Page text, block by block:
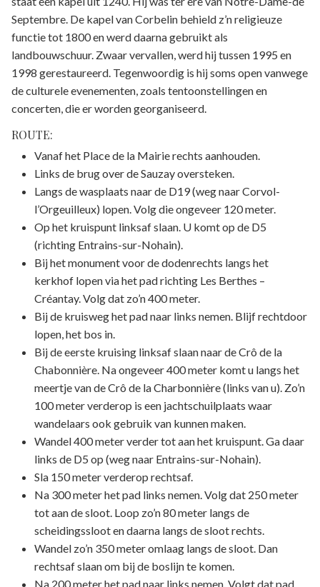
Septembre. De kapel van Corbelin behield z’n religieuze
functie tot 1800 en werd daarna gebruikt als
landbouwschuur. Zwaar vervallen, werd hij tussen 1995 en
1998 gerestaureerd. Tegenwoordig is hij soms open vanwege
de culturele evenementen, zoals tentoonstellingen en
concerten, die er worden georganiseerd.
ROUTE:
Vanaf het Place de la Mairie rechts aanhouden.
Links de brug over de Sauzay oversteken.
Langs de wasplaats naar de D19 (weg naar Corvol-
l’Orgeuilleux) lopen. Volg die ongeveer 120 meter.
Op het kruispunt linksaf slaan. U komt op de D5
(richting Entrains-sur-Nohain).
Bij het monument voor de dodenrechts langs het
kerkhof lopen via het pad richting Les Berthes –
Créantay. Volg dat zo’n 400 meter.
Bij de kruisweg het pad naar links nemen. Blijf rechtdoor
lopen, het bos in.
Bij de eerste kruising linksaf slaan naar de Crô de la
Chabonnière. Na ongeveer 400 meter komt u langs het
meertje van de Crô de la Charbonnière (links van u). Zo’n
100 meter verderop is een jachtschuilplaats waar
wandelaars ook gebruik van kunnen maken.
Wandel 400 meter verder tot aan het kruispunt. Ga daar
links de D5 op (weg naar Entrains-sur-Nohain).
Sla 150 meter verderop rechtsaf.
Na 300 meter het pad links nemen. Volg dat 250 meter
tot aan de sloot. Loop zo’n 80 meter langs de
scheidingssloot en daarna langs de sloot rechts.
Wandel zo’n 350 meter omlaag langs de sloot. Dan
rechtsaf slaan om bij de boslijn te komen.
Na 200 meter het pad naar links nemen. Volgt dat pad